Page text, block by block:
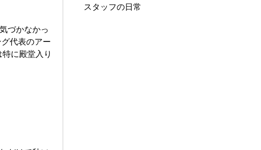
づかなかっ
代表のアー
に殿堂入り
スタッフの日常